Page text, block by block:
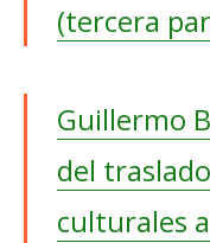
(tercera
Guillermo
del
culturales